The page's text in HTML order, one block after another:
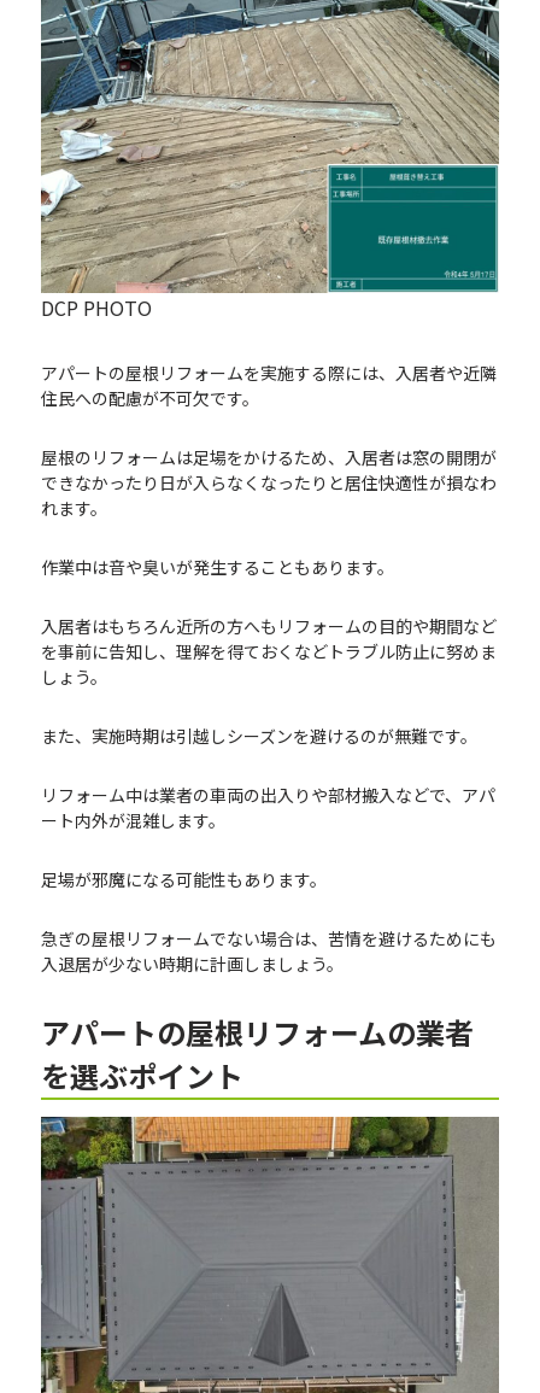
DCP PHOTO
アパートの屋根リフォームを実施する際には、入居者や近隣
住民への配慮が不可欠です。
屋根のリフォームは足場をかけるため、入居者は窓の開閉が
できなかったり日が入らなくなったりと居住快適性が損なわ
れます。
作業中は音や臭いが発生することもあります。
入居者はもちろん近所の方へもリフォームの目的や期間など
を事前に告知し、理解を得ておくなどトラブル防止に努めま
しょう。
また、実施時期は引越しシーズンを避けるのが無難です。
リフォーム中は業者の車両の出入りや部材搬入などで、アパ
ート内外が混雑します。
足場が邪魔になる可能性もあります。
急ぎの屋根リフォームでない場合は、苦情を避けるためにも
入退居が少ない時期に計画しましょう。
アパートの屋根リフォームの業者
を選ぶポイント